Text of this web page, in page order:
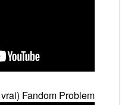
Fandom Problem